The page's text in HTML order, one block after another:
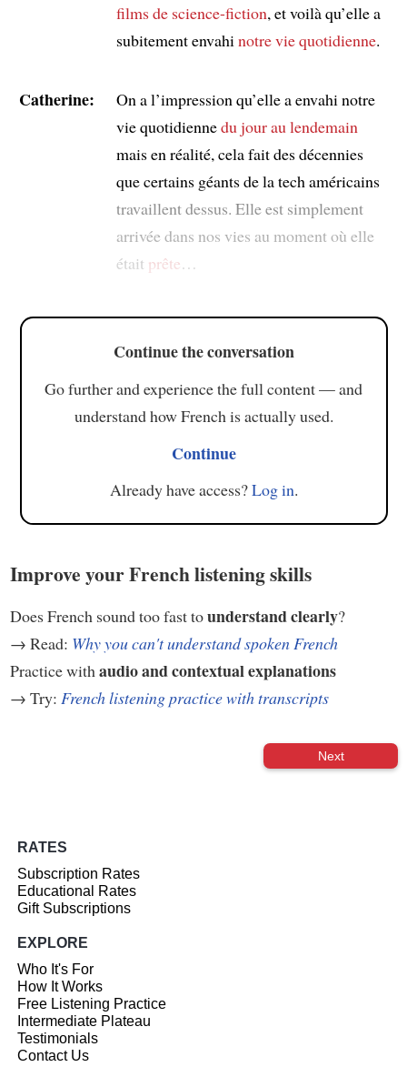
films de science-fiction, et voilà qu’elle a
subitement envahi notre vie quotidienne.
Catherine:
On a l’impression qu’elle a envahi notre
vie quotidiennedu jour au lendemain
mais en réalité, cela fait des décennies
que certains géants de la tech américains
travaillent dessus. Elle est simplement
arrivée dans nos vies au moment où elle
était prête…
Continue the conversation
Go further and experience the full content — and
understand how French is actually used.
Continue
Already have access?Log in.
Improve your French listening skills
Does French sound too fast tounderstand clearly?
→ Read: Why you can't understand spoken French
Practice with audio and contextual explanations
→ Try: French listening practice with transcripts
Next
RATES
Subscription Rates
Educational Rates
Gift Subscriptions
EXPLORE
Who It's For
How It Works
Free Listening Practice
Intermediate Plateau
Testimonials
Contact Us